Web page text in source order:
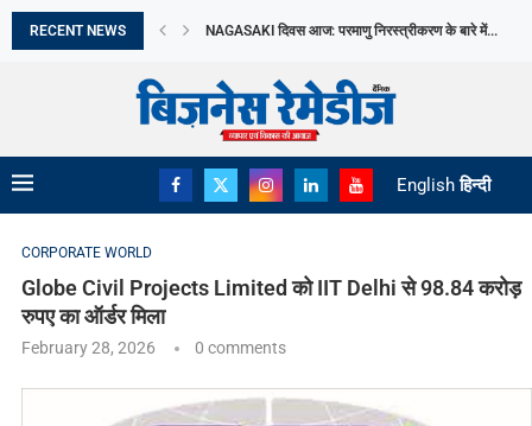
RECENT NEWS NAGASAKI दिवस आज: परमाणु निरस्त्रीकरण के बारे में...
English हिन्दी
CORPORATE WORLD
Globe Civil Projects Limited को IIT Delhi से 98.84 करोड़
रुपए का ऑर्डर मिला
February 28, 2026 0 comments